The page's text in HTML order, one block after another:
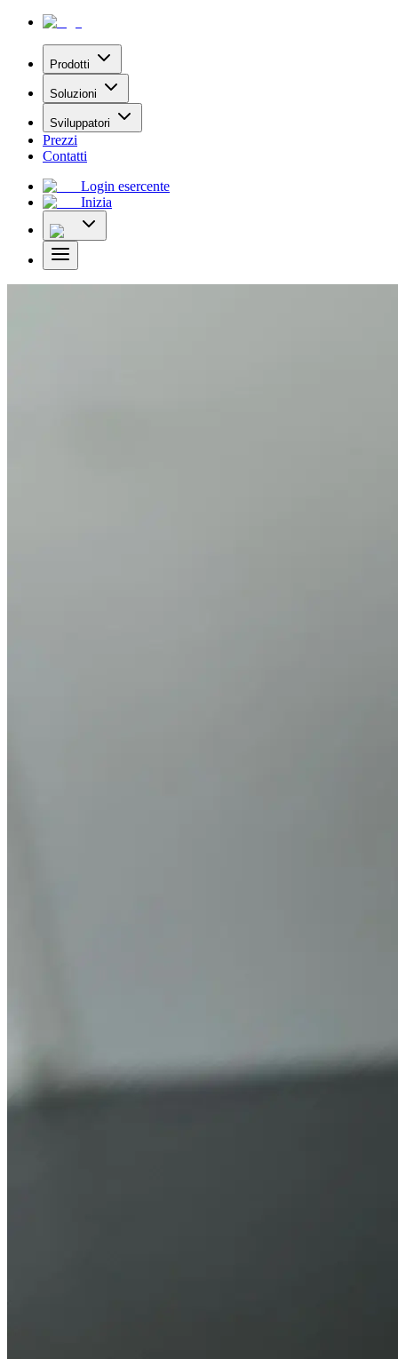
Prodotti
Soluzioni
Sviluppatori
Prezzi
Contatti
Login esercente
Inizia